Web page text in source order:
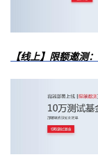
【线上】限额邀测：